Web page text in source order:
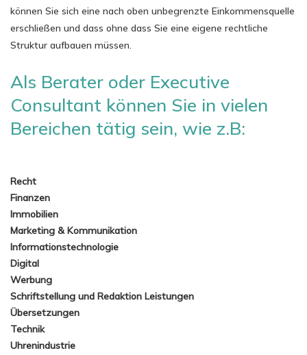
können Sie sich eine nach oben unbegrenzte Einkommensquelle
erschließen und dass ohne dass Sie eine eigene rechtliche
Struktur aufbauen müssen.
Als Berater oder Executive
Consultant können Sie in vielen
Bereichen tätig sein, wie z.B:
Recht
Finanzen
Immobilien
Marketing & Kommunikation
Informationstechnologie
Digital
Werbung
Schriftstellung und Redaktion Leistungen
Übersetzungen
Technik
Uhrenindustrie